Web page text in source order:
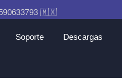
🇲🇽
Soporte Descargas